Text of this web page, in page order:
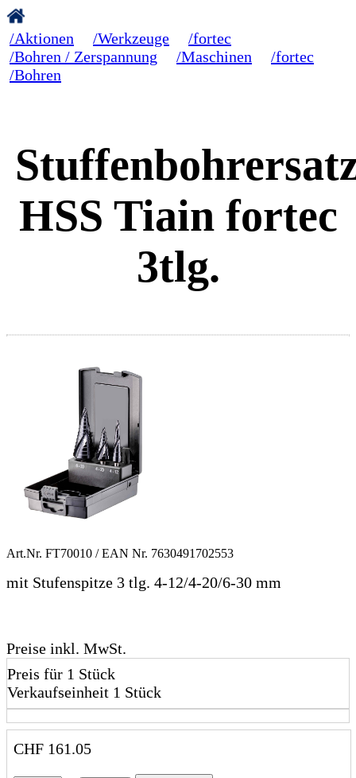
/Aktionen /Werkzeuge
/fortec
/Bohren / Zerspannung
/Maschinen
/fortec
/Bohren
HSS Tiain fortec
3tlg.
Art.Nr. FT70010 / EAN Nr. 7630491702553
mit Stufenspitze 3 tlg. 4-12/4-20/6-30 mm
Preise inkl. MwSt.
Preis für 1 Stück
Verkaufseinheit 1 Stück
CHF 161.05